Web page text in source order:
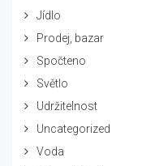
Jídlo
Prodej, bazar
Spočteno
Světlo
Udržitelnost
Uncategorized
Voda